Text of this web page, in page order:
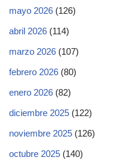
mayo 2026 (126)
abril 2026 (114)
marzo 2026 (107)
febrero 2026 (80)
enero 2026 (82)
diciembre 2025 (122)
noviembre 2025 (126)
octubre 2025 (140)